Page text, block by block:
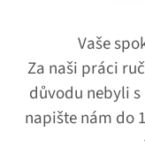
Vaše
Za naši práci
důvodu nebyli
napište nám do